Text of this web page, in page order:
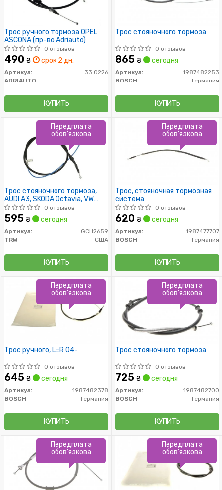
Трос ручного тормоза OPEL
ASCONA (пр-во Adriauto)
0 отзывов
490 ₴ срок 2 дн.
Артикул:
33.0226
ADRIAUTO
КУПИТЬ
Трос стояночного тормоза
0 отзывов
865 ₴ сегодня
Артикул:
1987482253
BOSCH
Германия
КУПИТЬ
Трос стояночного тормоза,
AUDI A3, SKODA Octavia, VW
Bora/Golf/New Beetle, 1.4-2.5,
96-10
0 отзывов
595 ₴ сегодня
Артикул:
GCH2659
TRW
США
КУПИТЬ
Передплата
обов'язкова
Трос, стояночная тормозная
система
0 отзывов
620 ₴ сегодня
Артикул:
1987477707
BOSCH
Германия
КУПИТЬ
Передплата
обов'язкова
Трос ручного, L=R 04-
0 отзывов
645 ₴ сегодня
Артикул:
1987482378
BOSCH
Германия
КУПИТЬ
Передплата
обов'язкова
Трос стояночного тормоза
0 отзывов
725 ₴ сегодня
Артикул:
1987482700
BOSCH
Германия
КУПИТЬ
Передплата
обов'язкова
Передплата
обов'язкова
Передплата
обов'язкова